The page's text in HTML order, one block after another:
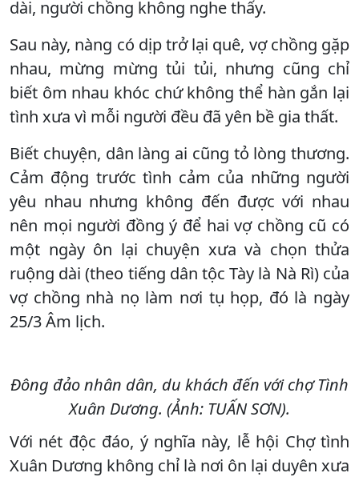
dài, người chồng không nghe thấy.
Sau này, nàng có dịp trở lại quê, vợ chồng gặp
nhau, mừng mừng tủi tủi, nhưng cũng chỉ
biết ôm nhau khóc chứ không thể hàn gắn lại
tình xưa vì mỗi người đều đã yên bề gia thất.
Biết chuyện, dân làng ai cũng tỏ lòng thương.
Cảm động trước tình cảm của những người
yêu nhau nhưng không đến được với nhau
nên mọi người đồng ý để hai vợ chồng cũ có
một ngày ôn lại chuyện xưa và chọn thửa
ruộng dài (theo tiếng dân tộc Tày là Nà Rì) của
vợ chồng nhà nọ làm nơi tụ họp, đó là ngày
25/3 Âm lịch.
Đông đảo nhân dân, du khách đến với chợ Tình
Xuân Dương. (Ảnh: TUẤN SƠN).
Với nét độc đáo, ý nghĩa này, lễ hội Chợ tình
Xuân Dương không chỉ là nơi ôn lại duyên xưa